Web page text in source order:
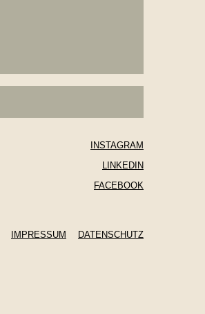
INSTAGRAM
LINKEDIN
FACEBOOK
IMPRESSUM DATENSCHUTZ